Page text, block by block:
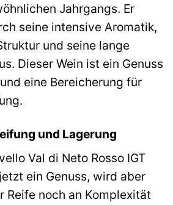
Jahrgangs. Er
seine intensive Aromatik,
und seine lange
Dieser Wein ist ein Genuss
eine Bereicherung für
und Lagerung
Val di Neto Rosso IGT
ein Genuss, wird aber
Reife noch an Komplexität